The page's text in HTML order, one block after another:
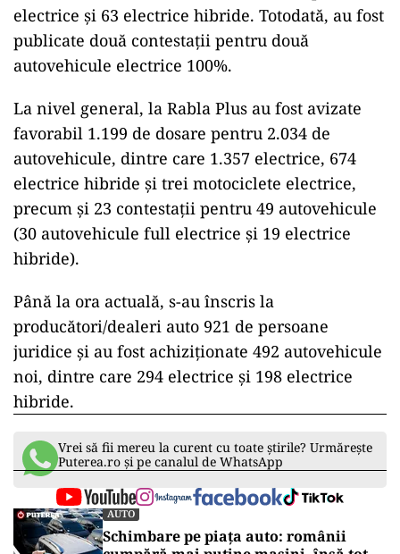
CO2 din case și mașini. UE a făcut
pasul decisiv
Noi scumpiri la pompă: benzina și
motorina au crescut cu până la 10 bani
pe litru
Pentru persoanele juridice au fost publicate pe
site-ul AFM 112 dosare acceptate pentru 215
autovehicule electrice, dintre care 152 pur
publicate două contestaţii pentru două
autovehicule electrice 100%.
La nivel general, la Rabla Plus au fost avizate
favorabil 1.199 de dosare pentru 2.034 de
autovehicule, dintre care 1.357 electrice, 674
electrice hibride şi trei motociclete electrice,
precum şi 23 contestaţii pentru 49 autovehicule
(30 autovehicule full electrice şi 19 electrice
hibride).